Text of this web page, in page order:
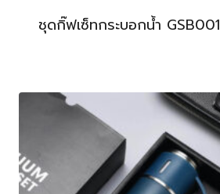
ชุดกิ๊ฟเซ็ทกระบอกน้ำ GSB001